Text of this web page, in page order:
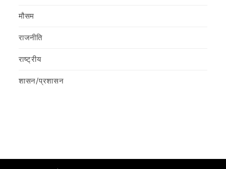
मौसम
राजनीति
राष्ट्रीय
शासन/प्रशासन